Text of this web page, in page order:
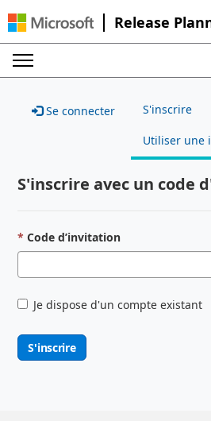
Release
Se connecter S'inscrire
Utiliser une
S'inscrire avec un code
Code d’invitation
Je dispose d'un compte existant
S'inscrire